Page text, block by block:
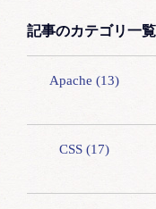
記事のカテゴリ一覧
Apache (13)
CSS (17)